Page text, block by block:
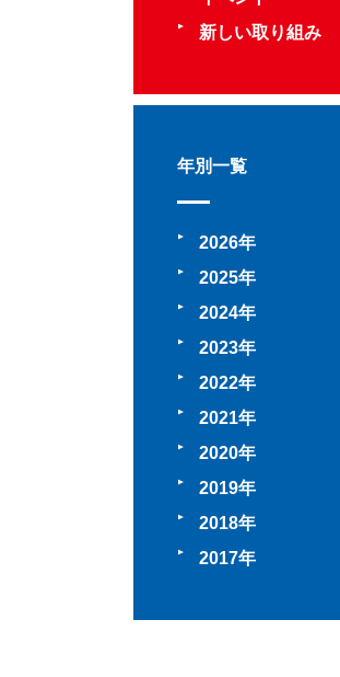
新しい取り組み
年別一覧
2026
2025
2024
2023
2022
2021
2020
2019
2018
2017